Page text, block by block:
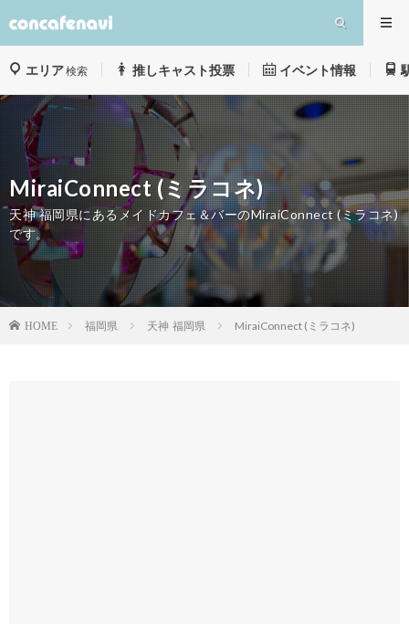
エリア検索 推しキャスト投票 イベント情報
MiraiConnect (ミラコネ)
天神 福岡県にあるメイドカフェ＆バーのMiraiConnect (ミラコネ)
です。
HOME 福岡県 天神 福岡県 MiraiConnect (ミラコネ)